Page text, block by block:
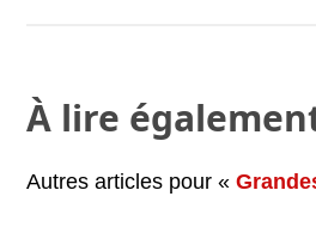
À lire
Autres articles pour «